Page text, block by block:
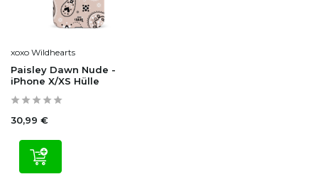
xoxo Wildhearts
Paisley Dawn Nude -
iPhone X/XS Hülle
30,99 €